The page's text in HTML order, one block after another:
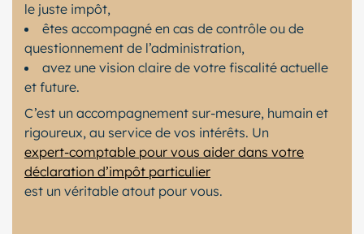
le juste impôt,
êtes accompagné en cas de contrôle ou de
questionnement de l’administration,
avez une vision claire de votre fiscalité actuelle
et future.
C’est un accompagnement sur-mesure, humain et
rigoureux, au service de vos intérêts. Un
expert-comptable pour vous aider dans votre
déclaration d’impôt particulier
est un véritable atout pour vous.